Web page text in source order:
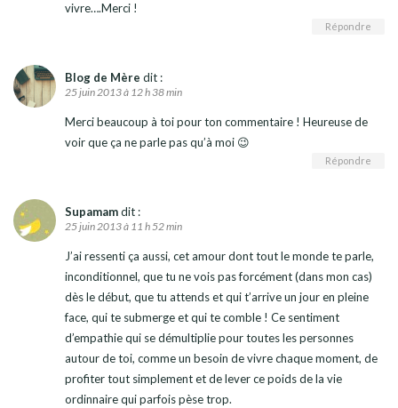
vivre….Merci !
Répondre
Blog de Mère dit :
25 juin 2013 à 12 h 38 min
Merci beaucoup à toi pour ton commentaire ! Heureuse de
voir que ça ne parle pas qu’à moi 😉
Répondre
Supamamdit :
25 juin 2013 à 11 h 52 min
J’ai ressenti ça aussi, cet amour dont tout le monde te parle,
inconditionnel, que tu ne vois pas forcément (dans mon cas)
dès le début, que tu attends et qui t’arrive un jour en pleine
face, qui te submerge et qui te comble ! Ce sentiment
d’empathie qui se démultiplie pour toutes les personnes
autour de toi, comme un besoin de vivre chaque moment, de
profiter tout simplement et de lever ce poids de la vie
ordinnaire qui parfois pèse trop.